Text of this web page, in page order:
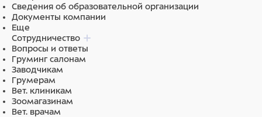
Сведения об образовательной организации
Документы компании
Еще
Сотрудничество
Вопросы и ответы
Груминг салонам
Заводчикам
Грумерам
Вет. клиникам
Зоомагазинам
Вет. врачам